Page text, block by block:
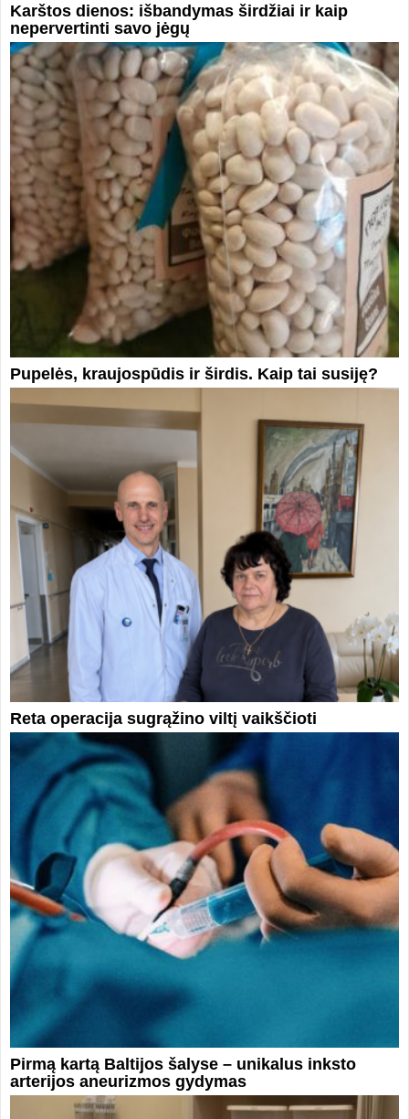
Karštos dienos: išbandymas širdžiai ir kaip
nepervertinti savo jėgų
Pupelės, kraujospūdis ir širdis. Kaip tai susiję?
Reta operacija sugrąžino viltį vaikščioti
Pirmą kartą Baltijos šalyse – unikalus inksto
arterijos aneurizmos gydymas